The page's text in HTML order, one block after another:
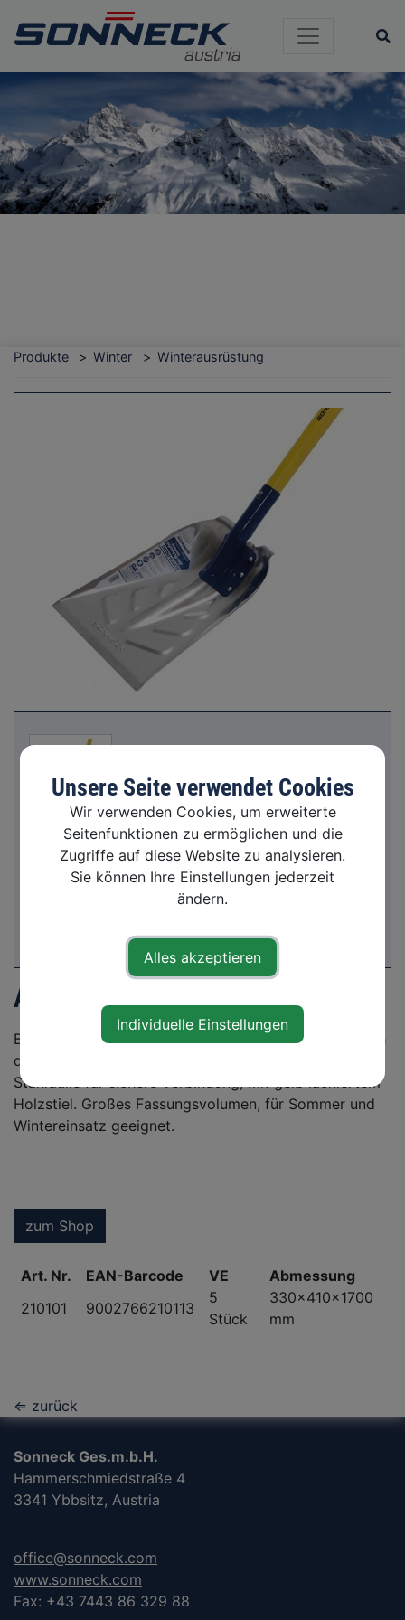
Produkte Winter Winterausrüstung
Alu-Schaufel "Six-Pack 1"
Blatt: Hartaluminium, noch mehr Stabilität durch durch
das eingeformte Sixpack. Besonders robust durch
Stahldülle für sichere Verbindung, mit gelb lackiertem
Holzstiel. Großes Fassungsvolumen, für Sommer und
Wintereinsatz geeignet.
zum Shop
Art. Nr. EAN-Barcode VE
Abmessung
210101
9002766210113
5
Stück
330x410x1700
mm
⇐ zurück
Sonneck Ges.m.b.H.
Hammerschmiedstraße 4
3341 Ybbsitz, Austria
office@sonneck.com
www.sonneck.com
Fax: +43 7443 86 329 88
Unsere Seite verwendet Cookies
Wir verwenden Cookies, um erweiterte
Seitenfunktionen zu ermöglichen und die
Zugriffe auf diese Website zu analysieren.
Sie können Ihre Einstellungen jederzeit
ändern.
Alles akzeptieren
Individuelle Einstellungen